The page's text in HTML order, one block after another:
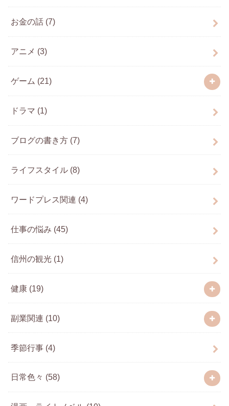
お金の話 (7)
アニメ (3)
ゲーム (21)
ドラマ (1)
ブログの書き方 (7)
ライフスタイル (8)
ワードプレス関連 (4)
仕事の悩み (45)
信州の観光 (1)
健康 (19)
副業関連 (10)
季節行事 (4)
日常色々 (58)